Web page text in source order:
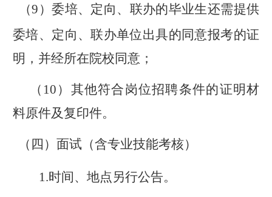
（9）委培、定向、联办的毕业生还需提供
委培、定向、联办单位出具的同意报考的证
明，并经所在院校同意；
（ 10） 其他符合岗位招聘条件的证明材
料原件及复印件。
（ 四 ）面试（含专业技能考核）
1.时间、地点另行公告。